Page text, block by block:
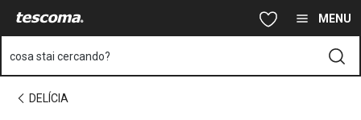
Vai al contenuto principale MENU
cosa stai cercando?
DELÍCIA